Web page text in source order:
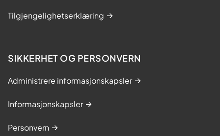
Tilgjengelighetserklæring
SIKKERHET OG PERSONVERN
Administrere informasjonskapsler
Informasjonskapsler
Personvern